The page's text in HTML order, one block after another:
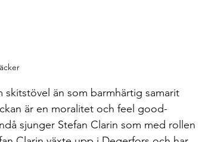
skitstövel än som barmhärtig samarit
är en moralitet och feel good-
sjunger Stefan Clarin som med rollen